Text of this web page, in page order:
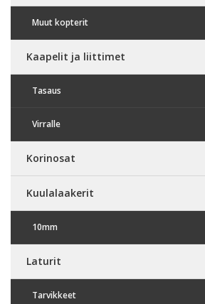
Muut kopterit
Kaapelit ja liittimet
Tasaus
Virralle
Korinosat
Kuulalaakerit
10mm
Laturit
Tarvikkeet